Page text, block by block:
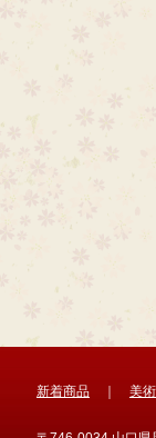
新着商品 美